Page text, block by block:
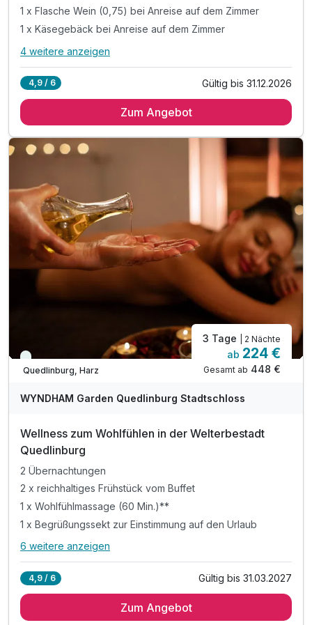
1 x Flasche Wein (0,75) bei Anreise auf dem Zimmer
1 x Käsegebäck bei Anreise auf dem Zimmer
Alle Inklusivleistungen
2 x reichhaltiges Frühstück vom Buffet
1 x Käsegebäck bei Anreise auf dem Zimmer
1 x Stadtplan zur Mitnahme an der Rezeption
inkl. Saunanutzung im Hotel
inkl. Parken am Steinweg 2 (ca. 150m entfernt)
inkl. W-Lan-Nutzung
4 weitere anzeigen
4,9 / 6 Gültig bis 31.12.2026
Zum Angebot
Viele Termine frei
Quedlinburg, Harz
3 Tage | 2 Nächte
ab 224 €
Gesamt ab 448 €
WYNDHAM Garden Quedlinburg Stadtschloss
Wellness zum Wohlfühlen in der Welterbestadt
Quedlinburg
2 Übernachtungen
2 x reichhaltiges Frühstück vom Buffet
1 x Wohlfühlmassage (60 Min.)**
1 x Begrüßungssekt zur Einstimmung auf den Urlaub
Alle Inklusivleistungen
2 x reichhaltiges Frühstück vom Buffet
6 weitere anzeigen
4,9 / 6 Gültig bis 31.03.2027
Zum Angebot